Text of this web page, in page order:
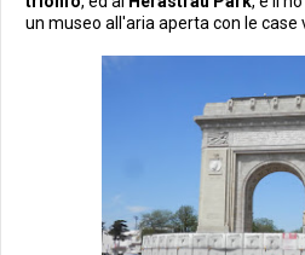
un museo all'aria aperta con le case